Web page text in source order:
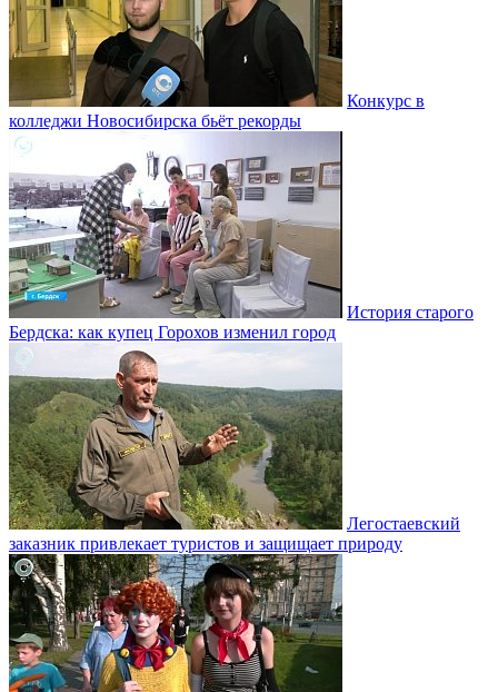
Конкурс в
колледжи Новосибирска бьёт рекорды
История старого
Бердска: как купец Горохов изменил город
Легостаевский
заказник привлекает туристов и защищает природу